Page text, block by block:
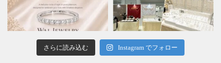
さらに読み込む Instagram でフォロー